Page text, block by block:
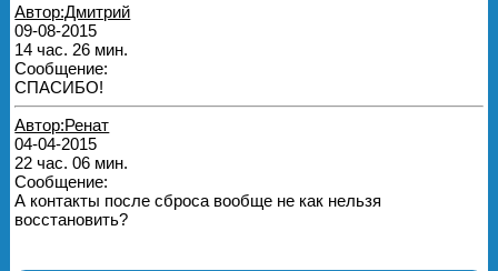
Автор:Дмитрий
09-08-2015
14 час. 26 мин.
Сообщение:
СПАСИБО!
Автор:Ренат
04-04-2015
22 час. 06 мин.
Сообщение:
А контакты после сброса вообще не как нельзя
восстановить?